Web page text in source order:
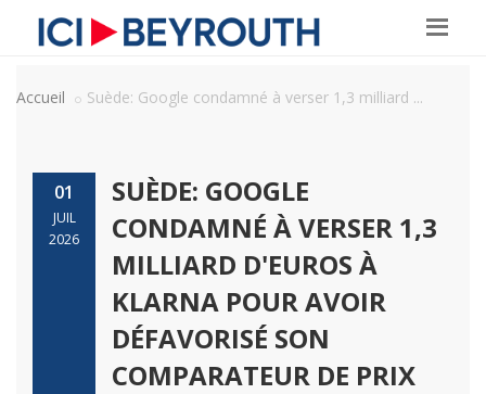
Accueil Suède: Google condamné à verser 1,3 milliard ...
01
JUIL
2026
SUÈDE: GOOGLE
CONDAMNÉ À VERSER 1,3
MILLIARD D'EUROS À
KLARNA POUR AVOIR
DÉFAVORISÉ SON
COMPARATEUR DE PRIX